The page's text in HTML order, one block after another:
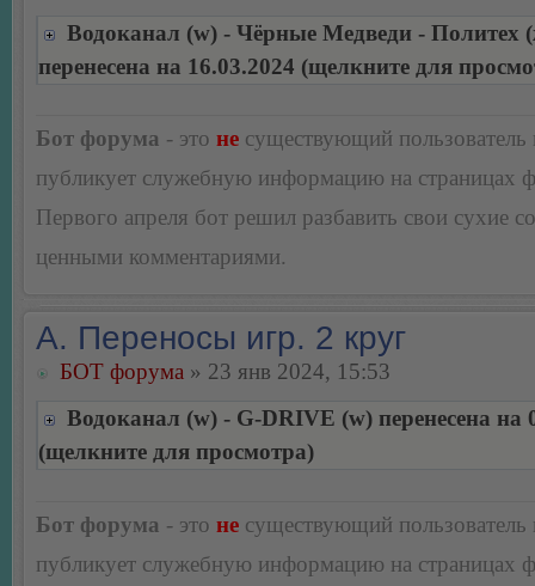
Водоканал (w) - Чёрные Медведи - Политех
перенесена на 16.03.2024 (щелкните для
Бот форума - это не существующий пользователь
публикует служебную информацию на страницах
Первого апреля бот решил разбавить свои сухие
ценными комментариями.
А. Переносы игр. 2 круг
БОТ форума » 23 янв 2024, 15:53
Водоканал (w) - G-DRIVE (w) перенесена на
(щелкните для просмотра)
Бот форума - это не существующий пользователь
публикует служебную информацию на страницах